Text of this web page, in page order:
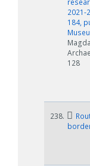
W zależności od
2021-
184,
128
238.